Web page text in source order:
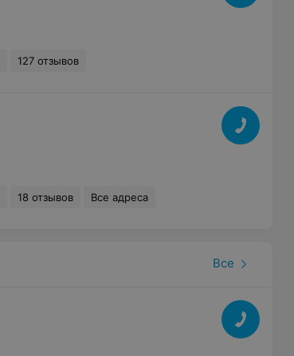
127 отзывов
18 отзывов Все адреса
Все